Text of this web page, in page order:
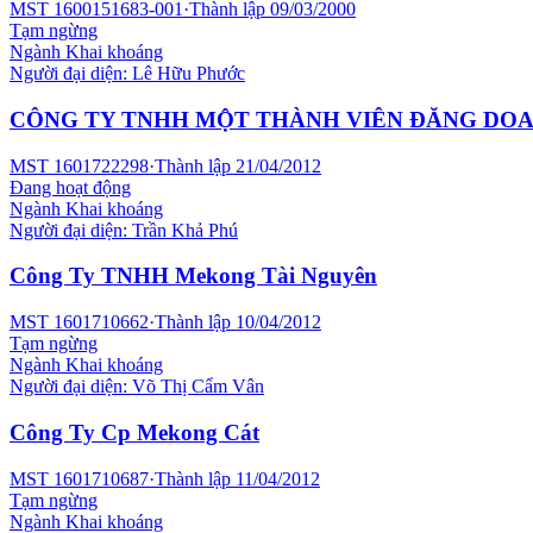
MST 1600151683-001 ·Thành lập 09/03/2000
Tạm ngừng
Ngành Khai khoáng
Người đại diện: Lê Hữu Phước
CÔNG TY TNHH MỘT THÀNH VIÊN ĐĂNG
MST 1601722298·Thành lập 21/04/2012
Đang hoạt động
Ngành Khai khoáng
Người đại diện: Trần Khả Phú
Công Ty TNHH Mekong Tài Nguyên
MST 1601710662·Thành lập 10/04/2012
Tạm ngừng
Ngành Khai khoáng
Người đại diện: Võ Thị Cẩm Vân
Công Ty Cp Mekong Cát
MST 1601710687·Thành lập 11/04/2012
Tạm ngừng
Ngành Khai khoáng